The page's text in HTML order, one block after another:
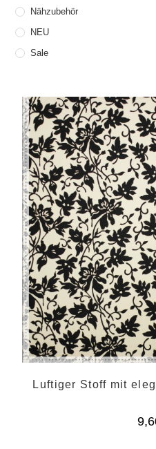
Nähzubehör
NEU
Sale
Luftiger Stoff mit